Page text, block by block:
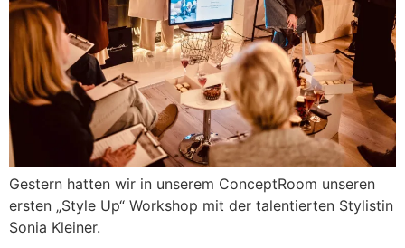
Gestern hatten wir in unserem ConceptRoom unseren
ersten „Style Up“ Workshop mit der talentierten Stylistin
Sonia Kleiner.